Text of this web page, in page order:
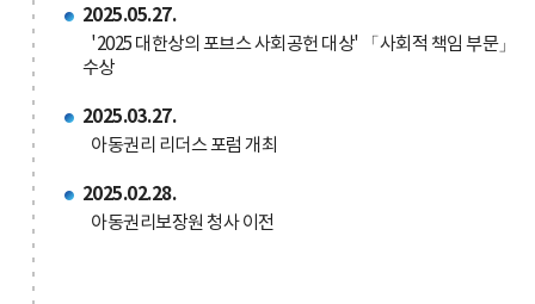
2025.05.27.
'2025 대한상의 포브스 사회공헌 대상' 「사회적 책임 부문」
수상
2025.03.27.
아동권리 리더스 포럼 개최
2025.02.28.
아동권리보장원 청사 이전